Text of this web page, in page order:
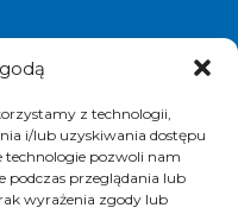
z technologii,
i/lub uzyskiwania dostępu
technologie pozwoli nam
podczas przeglądania lub
wyrażenia zgody lub
posadzek i
,
,
,
,